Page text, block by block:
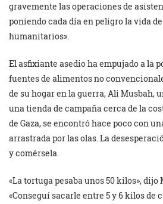
gravemente las operaciones de
poniendo cada día en peligro la vida
humanitarios».
El asfixiante asedio ha empujado a la
fuentes de alimentos no
de su hogar en la guerra, Ali Musbah,
una tienda de campaña cerca de la
de Gaza, se encontró hace poco con
arrastrada por las olas. La
y comérsela.
«La tortuga pesaba unos 50 kilos», dijo
«Conseguí sacarle entre 5 y 6 kilos de